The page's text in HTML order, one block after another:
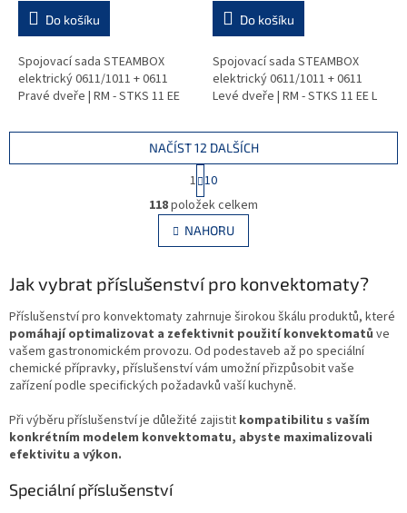
Do košíku
Spojovací sada STEAMBOX
elektrický 0611/1011 + 0611
Pravé dveře | RM - STKS 11 EE
Do košíku
Spojovací sada STEAMBOX
elektrický 0611/1011 + 0611
Levé dveře | RM - STKS 11 EE L
O
v
l
á
a
c
í
p
r
v
k
v
ý
NAČÍST 12 DALŠÍCH
t
r
á
n
k
v
á
n
í
1 10
118položek celkem
NAHORU
Jak vybrat příslušenství pro konvektomaty?
Příslušenství pro konvektomaty zahrnuje širokou škálu produktů, které
pomáhají optimalizovat a zefektivnit použití konvektomatů ve
vašem gastronomickém provozu. Od podestaveb až po speciální
chemické přípravky, příslušenství vám umožní přizpůsobit vaše
zařízení podle specifických požadavků vaší kuchyně.
Při výběru příslušenství je důležité zajistit kompatibilitu s vaším
konkrétním modelem konvektomatu, abyste maximalizovali
efektivitu a výkon.
Speciální příslušenství